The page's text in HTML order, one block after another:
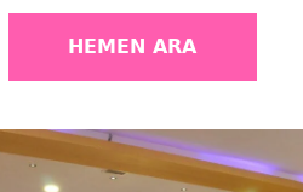
HEMEN ARA